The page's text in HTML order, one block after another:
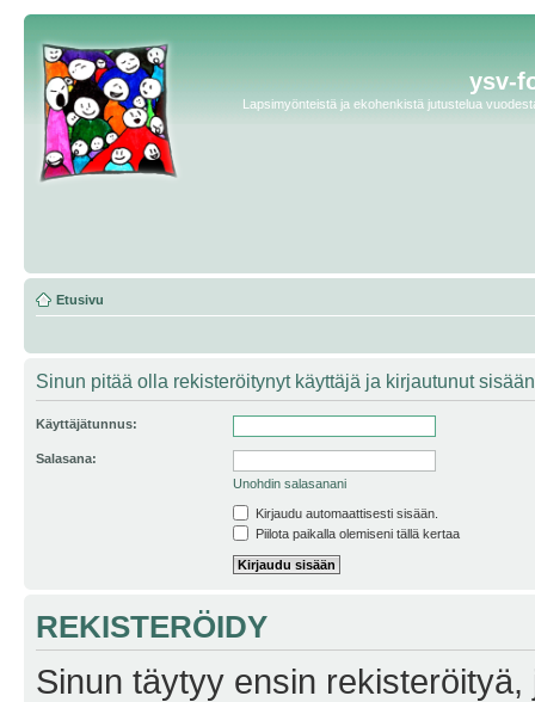
ysv-
Lapsimyönteistä ja ekohenkistä jutustelua
Etusivu
Sinun pitää olla rekisteröitynyt käyttäjä ja kirjautunut
Käyttäjätunnus:
Salasana:
Unohdin salasanani
Kirjaudu automaattisesti sisään.
Piilota paikalla olemiseni tällä kertaa
REKISTERÖIDY
Sinun täytyy ensin